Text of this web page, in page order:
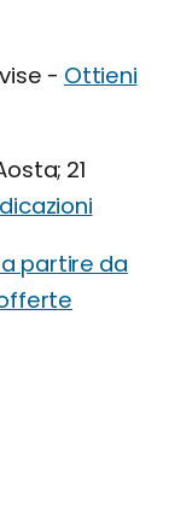
- Ottieni
21
partire da